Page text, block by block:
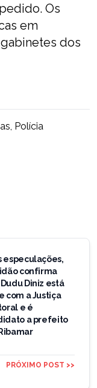
Os
em
dos
, Polícia
especulações,
confirma
Diniz está
com a Justiça
e é
a prefeito
PRÓXIMO POST >>